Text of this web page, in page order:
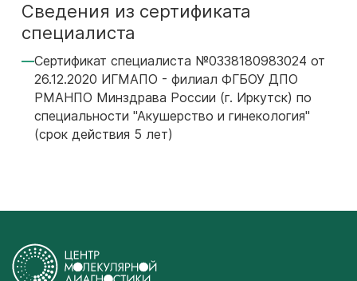
Сведения из сертификата
специалиста
Сертификат специалиста №0338180983024 от
26.12.2020 ИГМАПО - филиал ФГБОУ ДПО
РМАНПО Минздрава России (г. Иркутск) по
специальности "Акушерство и гинекология"
(срок действия 5 лет)